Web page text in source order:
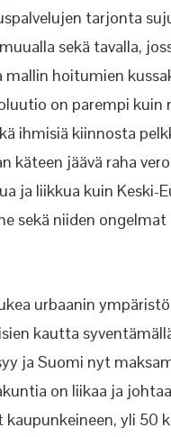
tarjonta
sekä tavalla,
mallin hoitumien
on parempi kuin
ihmisiä kiinnosta
käteen jäävä raha
ja liikkua kuin
sekä niiden
urbaanin
kautta
ja Suomi nyt
on liikaa ja
yli 50